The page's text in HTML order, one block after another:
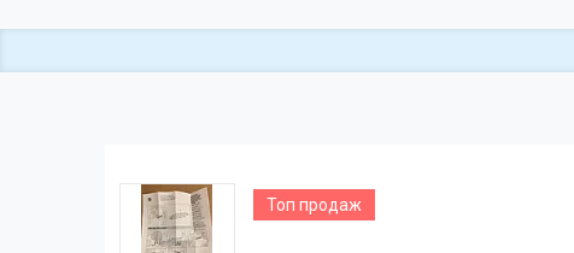
Топ продаж